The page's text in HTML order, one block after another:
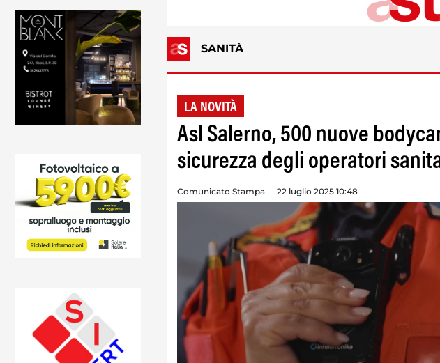
SANITÀ
LA NOVITÀ
Asl Salerno, 500 nuove
sicurezza degli operatori
Comunicato Stampa 22 luglio 2025 10:48